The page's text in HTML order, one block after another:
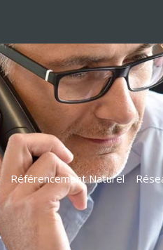
Référencement Naturel